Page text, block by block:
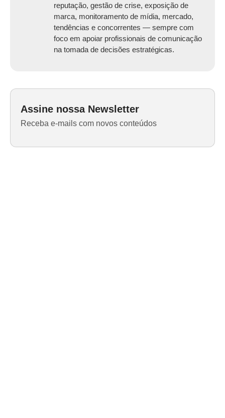
Assine nossa Newsletter
Receba e-mails com novos conteúdos
reputação, gestão de crise, exposição de
marca, monitoramento de mídia, mercado,
tendências e concorrentes — sempre com
foco em apoiar profissionais de comunicação
na tomada de decisões estratégicas.